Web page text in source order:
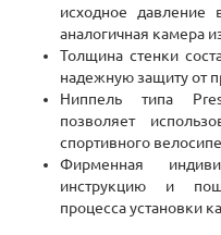
исходное
аналогичная камера
Толщина стенки
надежную защиту от
Ниппель типа
позволяет
спортивного
Фирменная
инструкцию и
процесса установки